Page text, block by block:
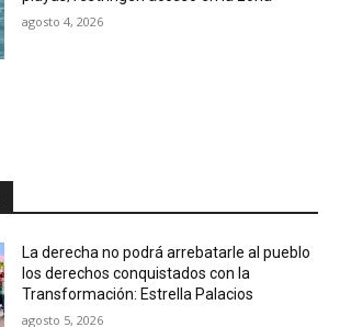
agosto 4, 2026
La derecha no podrá arrebatarle al pueblo
los derechos conquistados con la
Transformación: Estrella Palacios
agosto 5, 2026